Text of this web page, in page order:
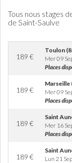
Tous nous stages
de Saint-Saulve
189 €
Toulon
Mer 09
Places
189 €
Marseille
Mer 09
Places
189 €
Saint
Mer 16
Places
189 €
Saint
Lun 21